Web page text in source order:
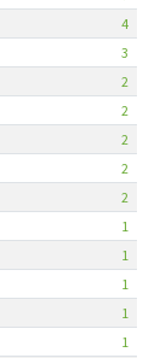
4
3
2
2
2
2
2
1
1
1
1
1